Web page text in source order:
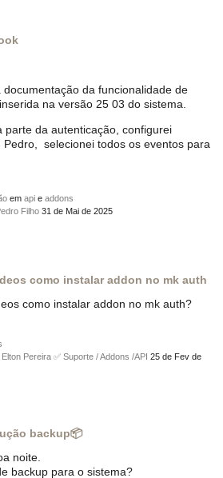
da funcionalidade de
na versão 25 03 do sistema.
parte da autenticação, configurei
selecionei todos os eventos para
em api e addons
Filho 31 de Mai de 2025
como instalar addon no mk auth
como instalar addon no mk auth?
Pereira ✅ Suporte / Addons /API 25 de Fev de
backup📦
noite.
backup para o sistema?